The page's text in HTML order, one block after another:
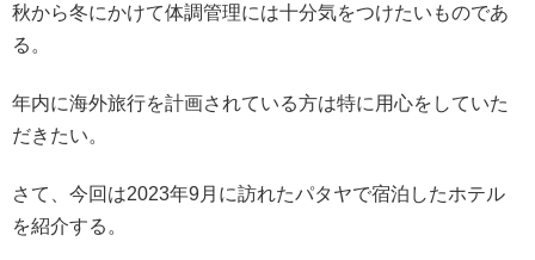
秋から冬にかけて体調管理には十分気をつけたいものであ
る。
年内に海外旅行を計画されている方は特に用心をしていた
だきたい。
さて、今回は2023年9月に訪れたパタヤで宿泊したホテル
を紹介する。